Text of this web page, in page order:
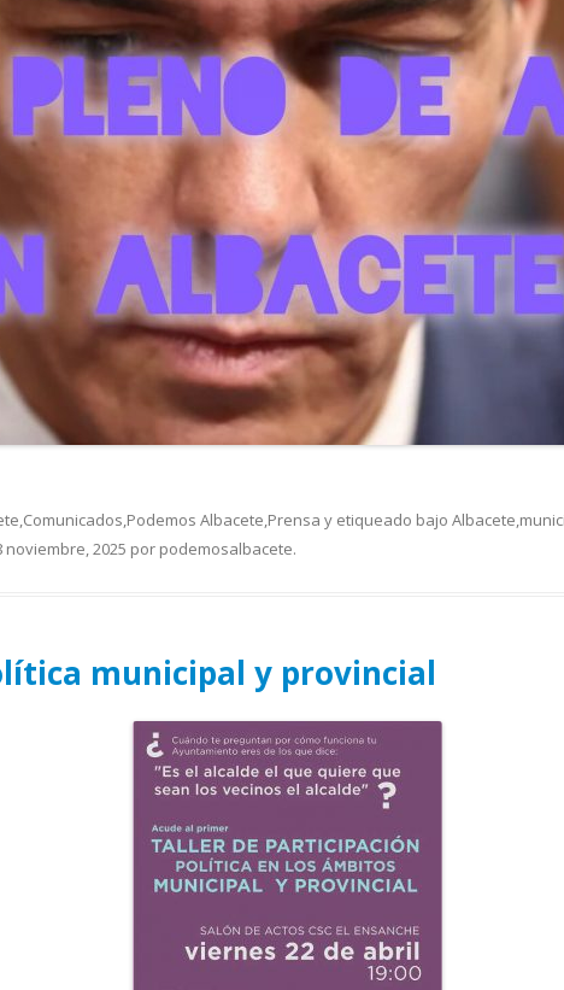
,Comunicados,Podemos Albacete,Prensa y etiqueado bajo Albacete,
noviembre, 2025 por podemosalbacete.
municipal y provincial